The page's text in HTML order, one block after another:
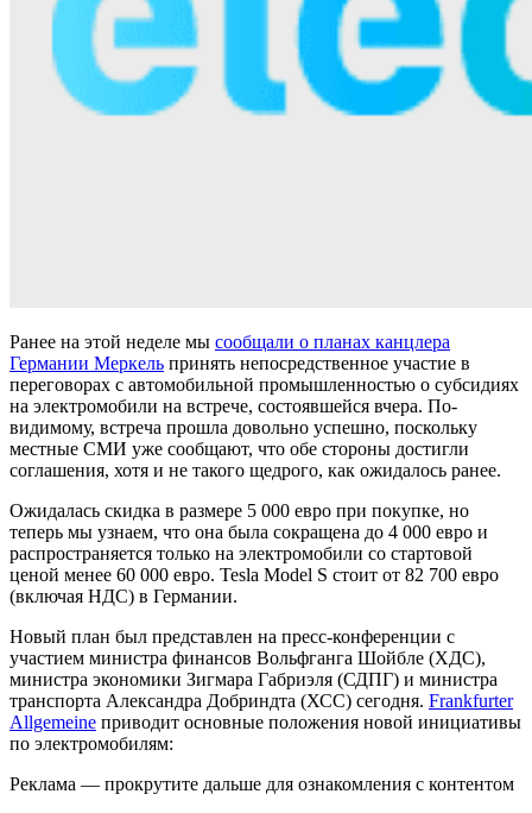
Ранее на этой неделе мы сообщали о планах канцлера
Германии Меркель принять непосредственное участие в
переговорах с автомобильной промышленностью о субсидиях
на электромобили на встрече, состоявшейся вчера. По-
видимому, встреча прошла довольно успешно, поскольку
местные СМИ уже сообщают, что обе стороны достигли
соглашения, хотя и не такого щедрого, как ожидалось ранее.
Ожидалась скидка в размере 5 000 евро при покупке, но
теперь мы узнаем, что она была сокращена до 4 000 евро и
распространяется только на электромобили со стартовой
ценой менее 60 000 евро. Tesla Model S стоит от 82 700 евро
(включая НДС) в Германии.
Новый план был представлен на пресс-конференции с
участием министра финансов Вольфганга Шойбле (ХДС),
министра экономики Зигмара Габриэля (СДПГ) и министра
транспорта Александра Добриндта (ХСС) сегодня. Frankfurter
Allgemeine приводит основные положения новой инициативы
по электромобилям:
Реклама — прокрутите дальше для ознакомления с контентом